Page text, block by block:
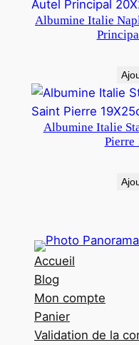
Albumine Italie
Albumine Italie
Pierre
Accueil
Blog
Mon compte
Panier
Validation de la